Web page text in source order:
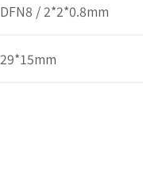
DFN8 / 2*2*0.8mm
29*15mm